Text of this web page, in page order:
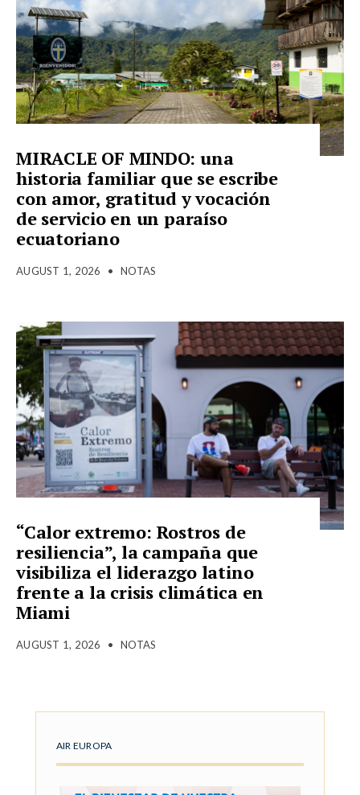
MIRACLE OF MINDO: una
historia familiar que se escribe
con amor, gratitud y vocación
de servicio en un paraíso
ecuatoriano
AUGUST 1, 2026 • NOTAS
“Calor extremo: Rostros de
resiliencia”, la campaña que
visibiliza el liderazgo latino
frente a la crisis climática en
Miami
AUGUST 1, 2026 • NOTAS
AIR EUROPA